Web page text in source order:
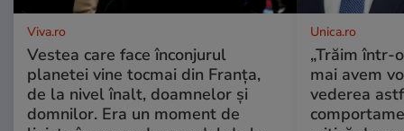
Viva.ro
Vestea care face înconjurul
planetei vine tocmai din Franța,
de la nivel înalt, doamnelor și
domnilor. Era un moment de
Unica.ro
„Trăim într-
mai avem
vederea